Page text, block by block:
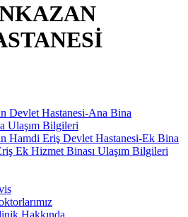
Devlet Hastanesi-Ana Bina
Ulaşım Bilgileri
Hamdi Eriş Devlet Hastanesi-Ek Bina
Ek Hizmet Binası Ulaşım Bilgileri
Hakkında